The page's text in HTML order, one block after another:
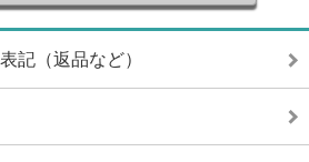
記（返品など）